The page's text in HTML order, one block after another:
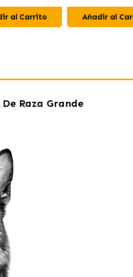
al Carrito Añadir al
Raza Grande